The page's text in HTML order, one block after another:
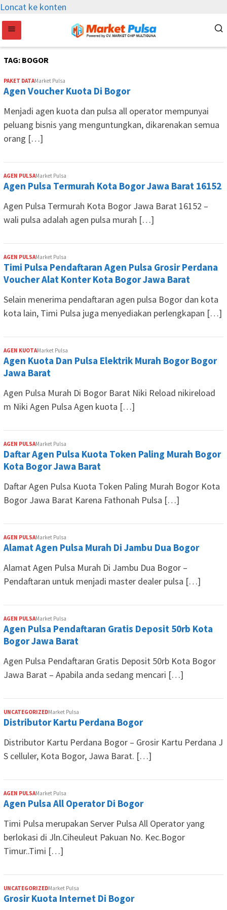
Loncat ke konten
TAG: BOGOR
PAKET DATAMarket Pulsa
Agen Voucher Kuota Di Bogor
Menjadi agen kuota dan pulsa all operator mempunyai
peluang bisnis yang menguntungkan, dikarenakan semua
orang […]
AGEN PULSAMarket Pulsa
Agen Pulsa Termurah Kota Bogor Jawa Barat 16152
Agen Pulsa Termurah Kota Bogor Jawa Barat 16152 –
wali pulsa adalah agen pulsa murah […]
AGEN PULSAMarket Pulsa
Timi Pulsa Pendaftaran Agen Pulsa Grosir Perdana
Voucher Alat Konter Kota Bogor Jawa Barat
Selain menerima pendaftaran agen pulsa Bogor dan kota
kota lain, Timi Pulsa juga menyediakan perlengkapan […]
AGEN KUOTAMarket Pulsa
Agen Kuota Dan Pulsa Elektrik Murah Bogor Bogor
Jawa Barat
Agen Pulsa Murah Di Bogor Barat Niki Reload nikireload
m Niki Agen Pulsa Agen kuota […]
AGEN PULSAMarket Pulsa
Daftar Agen Pulsa Kuota Token Paling Murah Bogor
Kota Bogor Jawa Barat
Daftar Agen Pulsa Kuota Token Paling Murah Bogor Kota
Bogor Jawa Barat Karena Fathonah Pulsa […]
AGEN PULSAMarket Pulsa
Alamat Agen Pulsa Murah Di Jambu Dua Bogor
Alamat Agen Pulsa Murah Di Jambu Dua Bogor –
Pendaftaran untuk menjadi master dealer pulsa […]
AGEN PULSAMarket Pulsa
Agen Pulsa Pendaftaran Gratis Deposit 50rb Kota
Bogor Jawa Barat
Agen Pulsa Pendaftaran Gratis Deposit 50rb Kota Bogor
Jawa Barat – Apabila anda sedang mencari […]
UNCATEGORIZEDMarket Pulsa
Distributor Kartu Perdana Bogor
Distributor Kartu Perdana Bogor – Grosir Kartu Perdana J
S celluler, Kota Bogor, Jawa Barat. […]
AGEN PULSAMarket Pulsa
Agen Pulsa All Operator Di Bogor
Timi Pulsa merupakan Server Pulsa All Operator yang
berlokasi di Jln.Ciheuleut Pakuan No. Kec.Bogor
Timur..Timi […]
UNCATEGORIZEDMarket Pulsa
Grosir Kuota Internet Di Bogor